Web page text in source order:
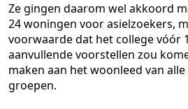
Ze gingen daarom wel akkoord
24 woningen voor asielzoekers,
voorwaarde dat het college vóór
aanvullende voorstellen zou
maken aan het woonleed van
groepen.